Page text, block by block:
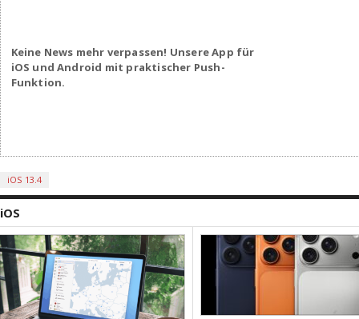
Keine News mehr verpassen! Unsere App für
iOS und Android mit praktischer Push-
Funktion.
iOS 13.4
iOS